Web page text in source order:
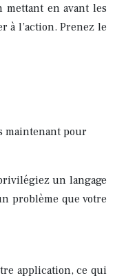
en avant les
à l’action. Prenez le
maintenant pour
un langage
problème que votre
application, ce qui